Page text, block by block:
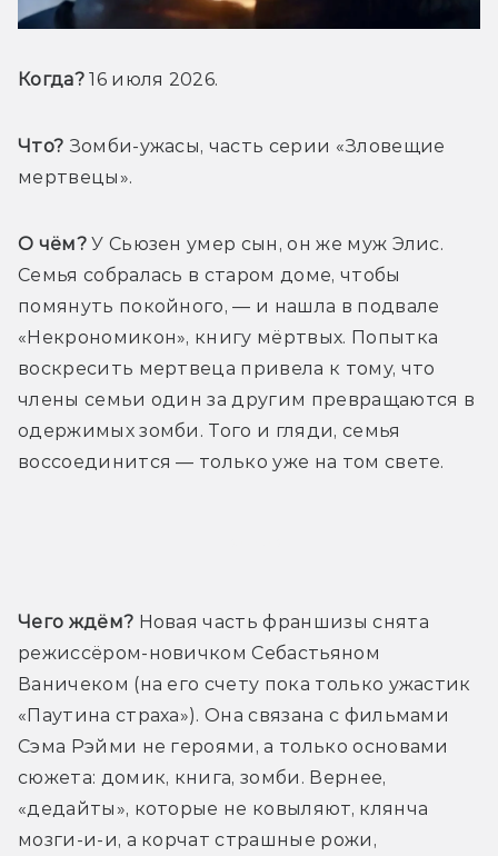
Когда? 16 июля 2026.
Что? Зомби-ужасы, часть серии «Зловещие
мертвецы».
О чём? У Сьюзен умер сын, он же муж Элис.
Семья собралась в старом доме, чтобы
помянуть покойного, — и нашла в подвале
«Некрономикон», книгу мёртвых. Попытка
воскресить мертвеца привела к тому, что
члены семьи один за другим превращаются в
одержимых зомби. Того и гляди, семья
воссоединится — только уже на том свете.
Чего ждём? Новая часть франшизы снята
режиссёром-новичком Себастьяном
Ваничеком (на его счету пока только ужастик
«Паутина страха»). Она связана с фильмами
Сэма Рэйми не героями, а только основами
сюжета: домик, книга, зомби. Вернее,
«дедайты», которые не ковыляют, клянча
мозги-и-и, а корчат страшные рожи,